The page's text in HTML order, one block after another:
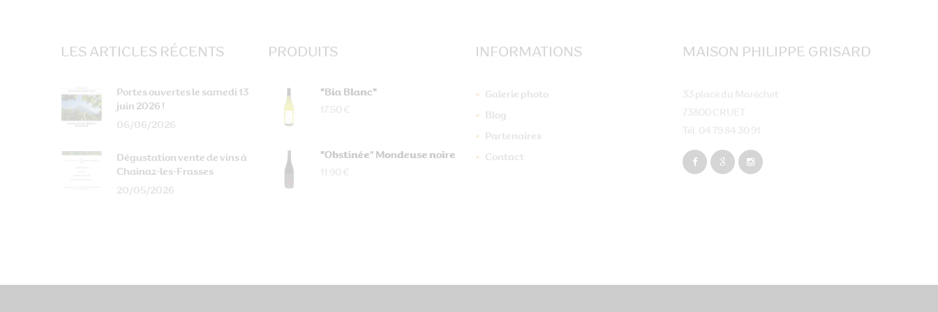
LES ARTICLES RÉCENTS
Portes ouvertes le samedi 13
juin 2026 !
06/06/2026
Dégustation vente de vins à
Chainaz-les-Frasses
20/05/2026
PRODUITS
"Bia Blanc"
17.50 €
"Obstinée" Mondeuse noire
11.90 €
INFORMATIONS
Galerie photo
Blog
Partenaires
Contact
MAISON PHILIPPE GRISARD
33 place du Maréchet
73800 CRUET
Tél. 04 79 84 30 91